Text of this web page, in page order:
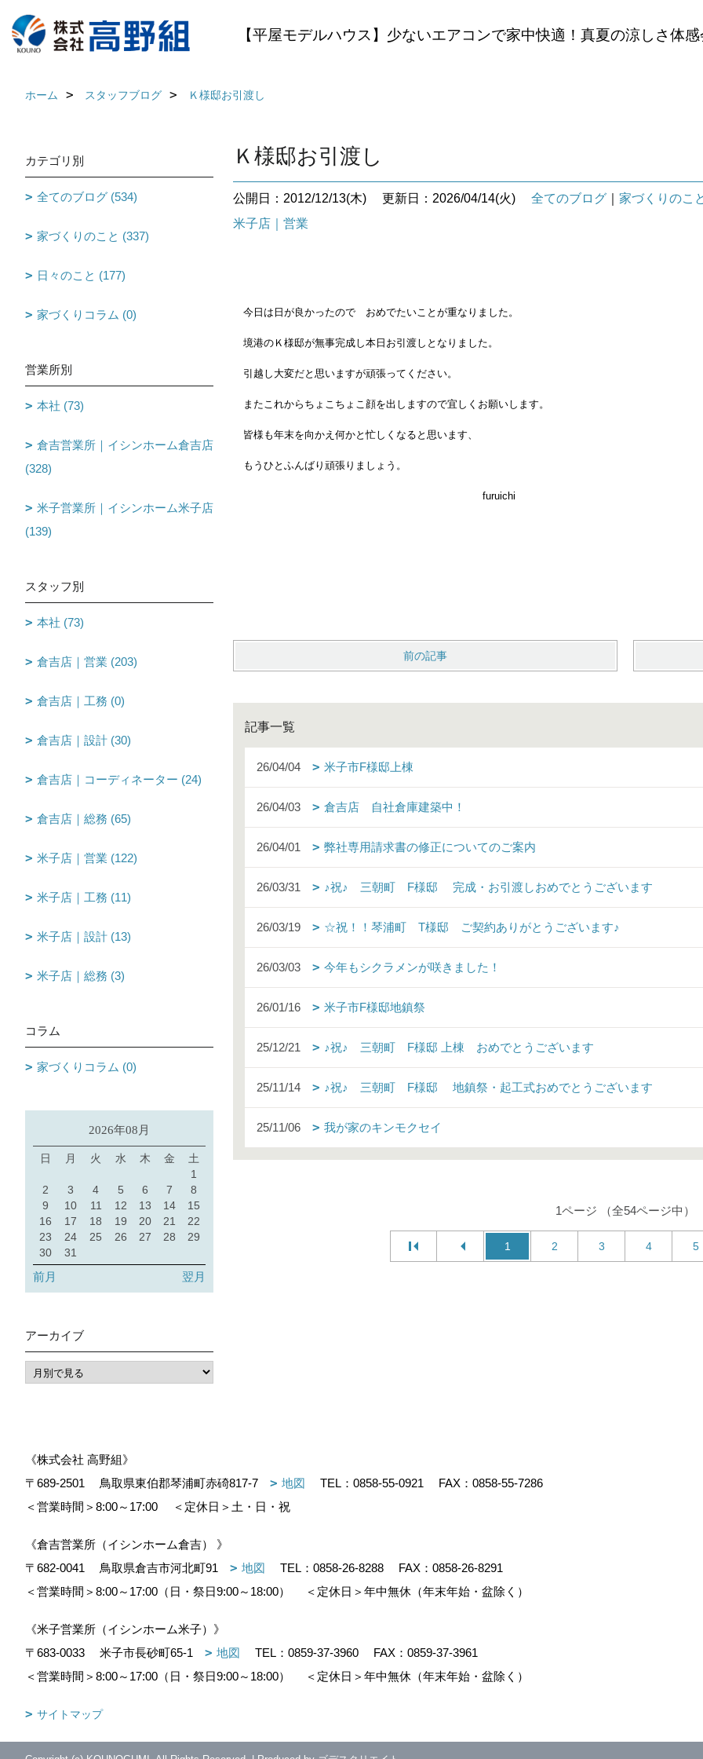
【平屋モデルハウス】少ないエアコンで家中快適！真夏の涼しさ体感
ホーム スタッフブログ Ｋ様邸お引渡し
Ｋ様邸お引渡し
公開日：2012/12/13(木) 更新日：2026/04/14(火) 全てのブログ
家づくりのこ
米子店｜営業
今日は日が良かったので おめでたいことが重なりました。
境港のＫ様邸が無事完成し本日お引渡しとなりました。
引越し大変だと思いますが頑張ってください。
またこれからちょこちょこ顔を出しますので宜しくお願いします。
皆様も年末を向かえ何かと忙しくなると思います、
もうひとふんばり頑張りましょう。
furuichi
前の記事
記事一覧
26/04/04 米子市F様邸上棟
26/04/03 倉吉店 自社倉庫建築中！
26/04/01 弊社専用請求書の修正についてのご案内
26/03/31 ♪祝♪ 三朝町 F様邸 完成・お引渡しおめでとうございます
26/03/19 ☆祝！！琴浦町 T様邸 ご契約ありがとうございます♪
26/03/03 今年もシクラメンが咲きました！
26/01/16 米子市F様邸地鎮祭
25/12/21 ♪祝♪ 三朝町 F様邸 上棟 おめでとうございます
25/11/14 ♪祝♪ 三朝町 F様邸 地鎮祭・起工式おめでとうございます
25/11/06 我が家のキンモクセイ
1ページ （全54ページ中）
1 2 3 4 5
カテゴリ別
全てのブログ (534)
家づくりのこと (337)
日々のこと (177)
家づくりコラム (0)
営業所別
本社 (73)
倉吉営業所｜イシンホーム倉吉店
(328)
米子営業所｜イシンホーム米子店
(139)
スタッフ別
本社 (73)
倉吉店｜営業 (203)
倉吉店｜工務 (0)
倉吉店｜設計 (30)
倉吉店｜コーディネーター (24)
倉吉店｜総務 (65)
米子店｜営業 (122)
米子店｜工務 (11)
米子店｜設計 (13)
米子店｜総務 (3)
コラム
家づくりコラム (0)
2026年08月
日 月 火 水 木 金
土
1
2
3 4 5 6 7
8
9
10 11 12 13 14
15
16
17 18 19 20 21
22
23
24 25 26 27 28
29
30
31
前月 翌月
アーカイブ
《株式会社 高野組》
〒689-2501
鳥取県東伯郡琴浦町赤碕817-7 地図 TEL： 0858-55-0921
FAX：0858-55-7286
＜営業時間＞8:00～17:00
＜定休日＞土・日・祝
《倉吉営業所（イシンホーム倉吉） 》
〒682-0041
鳥取県倉吉市河北町91 地図 TEL： 0858-26-8288
FAX：0858-26-8291
＜営業時間＞8:00～17:00（日・祭日9:00～18:00）
＜定休日＞年中無休（年末年始・盆除く）
《米子営業所（イシンホーム米子）》
〒683-0033
米子市長砂町65-1 地図 TEL： 0859-37-3960
FAX：0859-37-3961
＜営業時間＞8:00～17:00（日・祭日9:00～18:00）
＜定休日＞年中無休（年末年始・盆除く）
サイトマップ